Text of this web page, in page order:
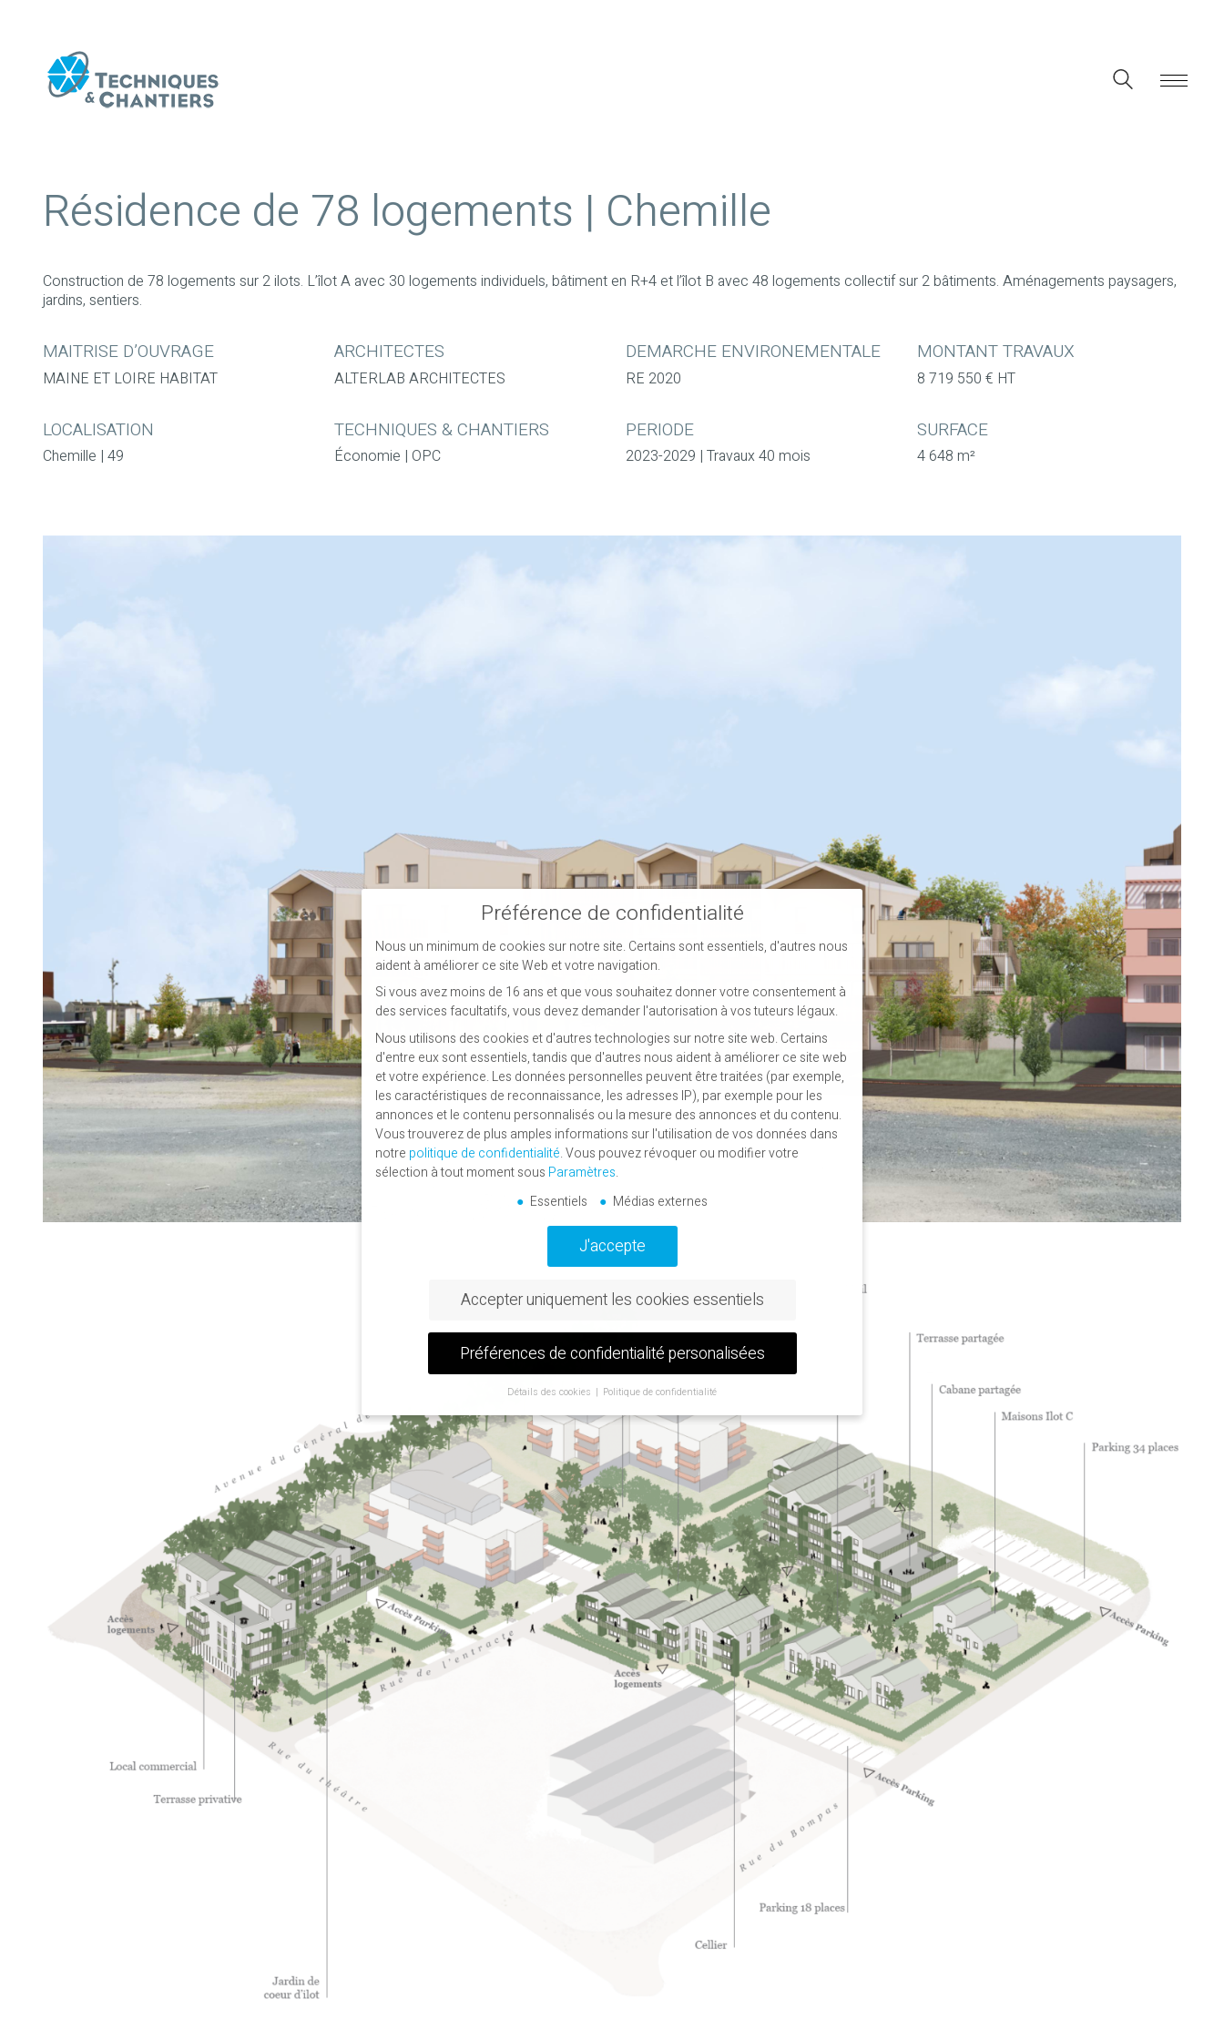
Résidence de 78 logements | Chemille
Construction de 78 logements sur 2 ilots. L’îlot A avec 30 logements individuels, bâtiment en R+4 et l’îlot B avec 48 logements collectif sur 2 bâtiments. Aménagements paysagers,
jardins, sentiers.
MAITRISE D’OUVRAGE
MAINE ET LOIRE HABITAT
LOCALISATION
Chemille | 49
ARCHITECTES
ALTERLAB ARCHITECTES
TECHNIQUES & CHANTIERS
Économie | OPC
DEMARCHE ENVIRONEMENTALE
RE 2020
PERIODE
2023-2029 | Travaux 40 mois
MONTANT TRAVAUX
8 719 550 € HT
SURFACE
4 648 m²
Préférence de confidentialité
Nous un minimum de cookies sur notre site. Certains sont essentiels, d'autres nous
aident à améliorer ce site Web et votre navigation.
Si vous avez moins de 16 ans et que vous souhaitez donner votre consentement à
des services facultatifs, vous devez demander l'autorisation à vos tuteurs légaux.
Nous utilisons des cookies et d'autres technologies sur notre site web. Certains
d'entre eux sont essentiels, tandis que d'autres nous aident à améliorer ce site web
et votre expérience. Les données personnelles peuvent être traitées (par exemple,
les caractéristiques de reconnaissance, les adresses IP), par exemple pour les
annonces et le contenu personnalisés ou la mesure des annonces et du contenu.
Vous trouverez de plus amples informations sur l'utilisation de vos données dans
notre politique de confidentialité.Vous pouvez révoquer ou modifier votre
sélection à tout moment sous Paramètres.
Essentiels
Médias externes
J'accepte
Accepter uniquement les cookies essentiels
Préférences de confidentialité personalisées
Détails des cookies Politique de confidentialité
Préférence de confidentialité
Si vous avez moins de 16 ans et que vous souhaitez donner votre consentement à
des services facultatifs, vous devez demander l'autorisation à vos tuteurs légaux.
Nous utilisons des cookies et d'autres technologies sur notre site web. Certains
d'entre eux sont essentiels, tandis que d'autres nous aident à améliorer ce site web
et votre expérience.
Les données personnelles peuvent être traitées (par exemple,
les caractéristiques de reconnaissance, les adresses IP), par exemple pour les
annonces et le contenu personnalisés ou la mesure des annonces et du contenu.
Vous trouverez de plus amples informations sur l'utilisation de vos données dans
notrepolitique de confidentialité
Vous trouverez ici un aperçu de tous les cookies utilisés. Vous pouvez autoriser
toutes les catégories ou afficher les informations détaillées et sélectionner
certains cookies seulement.
Accepter uniquement les cookies essentiels
Retour
Les cookies essentiels permettent des fonctions de base et sont nécessaires au bon
Médias externes
Le contenu des plateformes vidéo et des réseaux sociaux est bloqué par défaut. Si les cookies